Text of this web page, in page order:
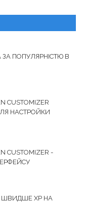
ЗА ПОПУЛЯРНІСТЮ В
CUSTOMIZER
НАСТРОЙКИ
CUSTOMIZER -
ШВИДШЕ ХР НА